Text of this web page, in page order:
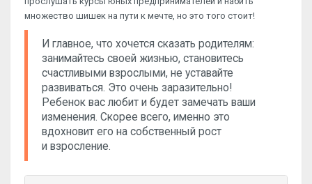
множество шишек на пути к мечте, но это того стоит!
И главное, что хочется сказать родителям:
занимайтесь своей жизнью, становитесь
счастливыми взрослыми, не уставайте
развиваться. Это очень заразительно!
Ребенок вас любит и будет замечать ваши
изменения. Скорее всего, именно это
вдохновит его на собственный рост
и взросление.